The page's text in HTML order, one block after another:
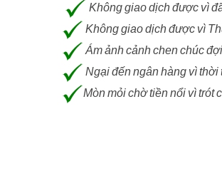
Không giao dịch được vì
Không giao dịch được vì
Ám ảnh cảnh chen chúc
Ngại đến ngân hàng vì thời
Mòn mỏi chờ tiền nổi vì trót